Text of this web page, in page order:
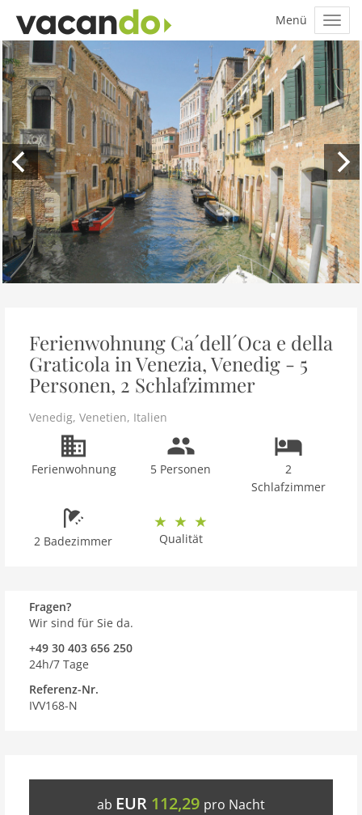
Ferienwohnung Ca´dell´Oca e della
Graticola in Venezia, Venedig - 5
Personen, 2 Schlafzimmer
Venedig, Venetien, Italien
Ferienwohnung 5 Personen
2
Schlafzimmer
2 Badezimmer Qualität
Fragen?
Wir sind für Sie da.
+49 30 403 656 250
24h/7 Tage
Referenz-Nr.
IVV168-N
ab EUR 112,29 pro Nacht